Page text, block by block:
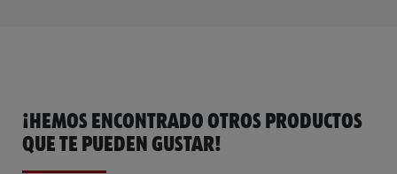
¡HEMOS ENCONTRADO OTROS PRODUCTOS
QUE TE PUEDEN GUSTAR!